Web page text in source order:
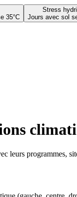
35°C
Stress
Jours avec sol
leurs programmes,